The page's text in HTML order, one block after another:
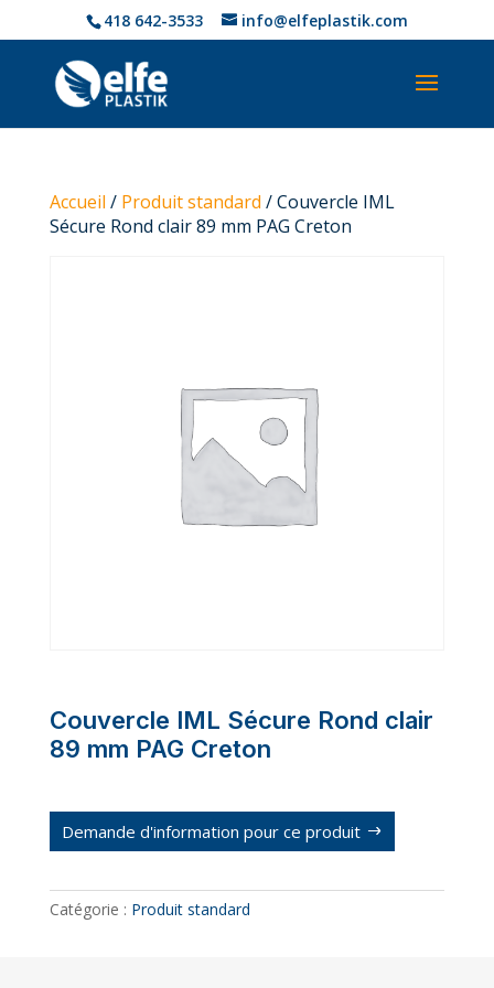
418 642-3533 info@elfeplastik.com
Accueil / Produit standard / Couvercle IML
Sécure Rond clair 89 mm PAG Creton
Couvercle IML Sécure Rond clair
89 mm PAG Creton
Demande d'information pour ce produit
Catégorie : Produit standard